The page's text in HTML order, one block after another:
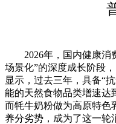
2026年，国内健康消费
场景化”的深度成长阶段
显示，过去三年，具备“
能的天然食物品类增速达
而牦牛奶粉做为高原特色
养分劣势，成为了这一轮